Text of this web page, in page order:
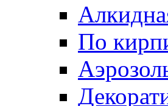
По